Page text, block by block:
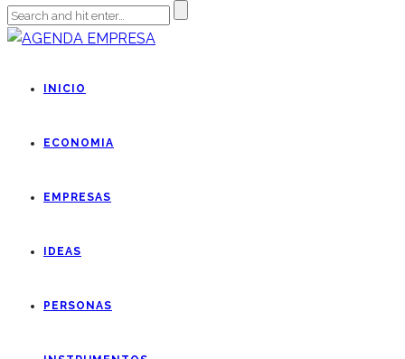
INICIO
ECONOMIA
EMPRESAS
IDEAS
PERSONAS